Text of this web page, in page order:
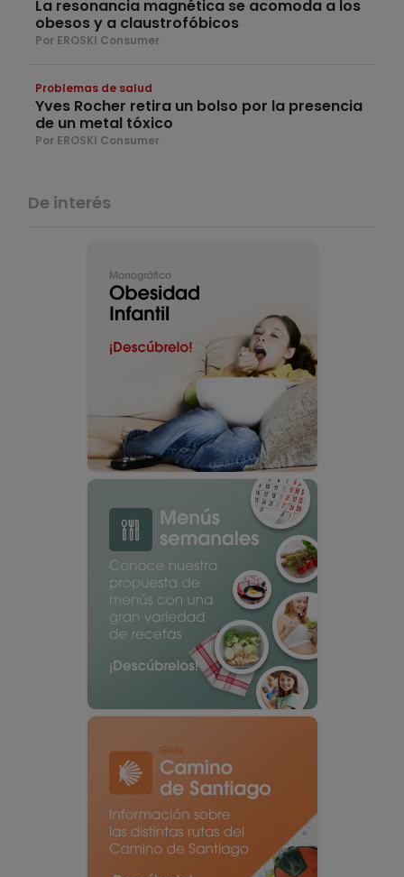
La resonancia magnética se acomoda a los
obesos y a claustrofóbicos
Por EROSKI Consumer
Problemas de salud
Yves Rocher retira un bolso por la presencia
de un metal tóxico
Por EROSKI Consumer
De interés